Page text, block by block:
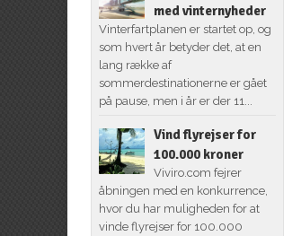
med vinternyheder
Vinterfartplanen er startet op, og
som hvert år betyder det, at en
lang række af
sommerdestinationerne er gået
på pause, men i år er der 11...
Vind flyrejser for
100.000 kroner
Viviro.com fejrer
åbningen med en konkurrence,
hvor du har muligheden for at
vinde flyrejser for 100.000